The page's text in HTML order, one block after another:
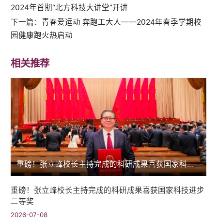
2024年首期“北方科技大讲堂”开讲
下一篇： 青春爱运动 奔跑工大人——2024年春季学期校
园健康跑火热启动
相关推荐
重磅！张立峰校长主持完成的科研成果喜获国家科技进步二等奖
重磅！张立峰校长主持完成的科研成果喜获国家科技进步
二等奖
2026-07-08